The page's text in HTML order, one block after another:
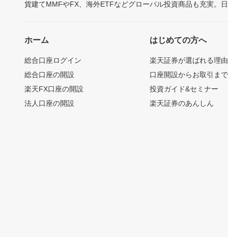
貨建てMMFやFX、海外ETFなどグローバル投資商品も充実。
ホーム
総合口座ログイン
総合口座の開設
楽天FX口座の開設
法人口座の開設
はじめての方へ
楽天証券が選ばれる理由
口座開設からお取引ま
投資ガイド&セミナー
楽天証券のあんしん